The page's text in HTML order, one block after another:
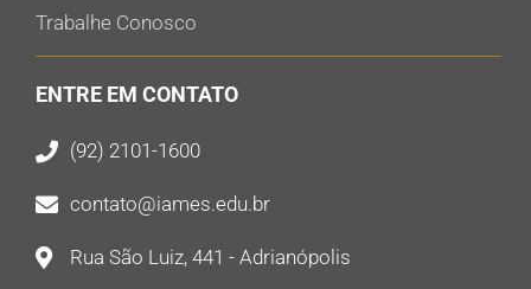
Trabalhe Conosco
ENTRE EM CONTATO
(92) 2101-1600
contato@iames.edu.br
Rua São Luiz, 441 - Adrianópolis